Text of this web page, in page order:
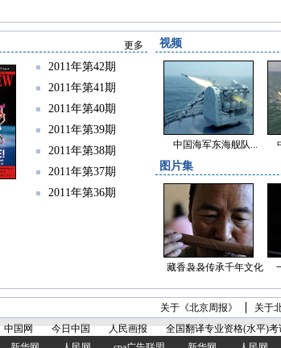
更多
2011年第42期
2011年第41期
2011年第40期
2011年第39期
2011年第38期
2011年第37期
2011年第36期
视频
中国海军东海舰队...
图片集
藏香袅袅传承千年文化
关于《北京周报》 关于
中国网 今日中国 人民画报 全国翻译专业资格(水平)考